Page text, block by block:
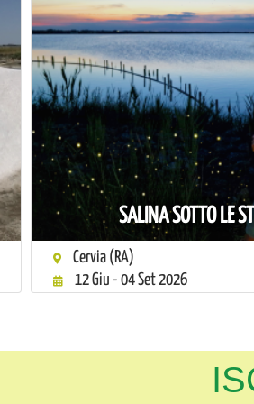
SALINA SOTTO LE
Cervia (RA)
12 Giu - 04 Set 2026